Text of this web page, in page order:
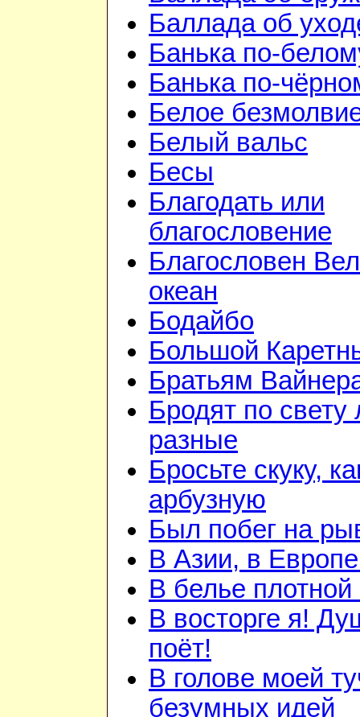
Баллада об
Банька по-
Банька по-
Белое
Белый вальс
Бесы
Благодать или
благословение
Благословен
океан
Бодайбо
Большой
Братьям
Бродят по свету
разные
Бросьте скуку,
арбузную
Был побег на
В Азии, в
В белье плотной
В восторге я!
поёт!
В голове моей
безумных идей